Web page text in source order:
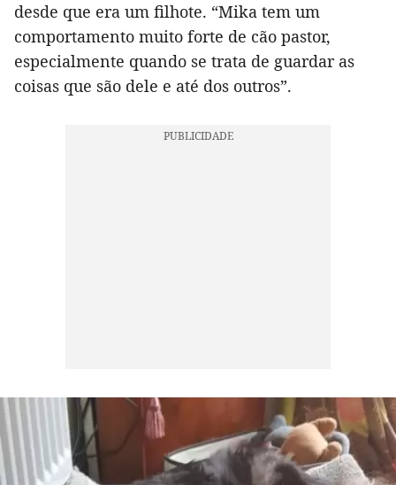
desde que era um filhote. “Mika tem um
comportamento muito forte de cão pastor,
especialmente quando se trata de guardar as
coisas que são dele e até dos outros”.